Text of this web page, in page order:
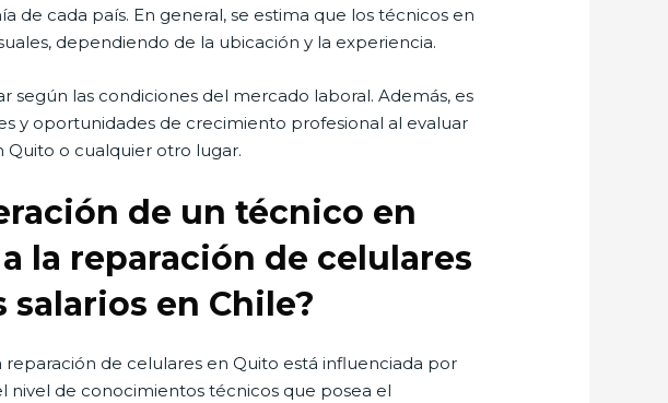
de cada país. En general, se estima que los técnicos en
dependiendo de la ubicación y la experiencia.
según las condiciones del mercado laboral. Además, es
y oportunidades de crecimiento profesional al evaluar
Quito o cualquier otro lugar.
de un técnico en
la reparación de celulares
en Chile?
de celulares en Quito está influenciada por
nivel de conocimientos técnicos que posea el